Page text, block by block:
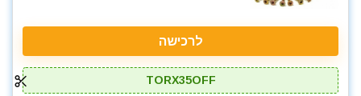
לרכישה
TORX35OFF